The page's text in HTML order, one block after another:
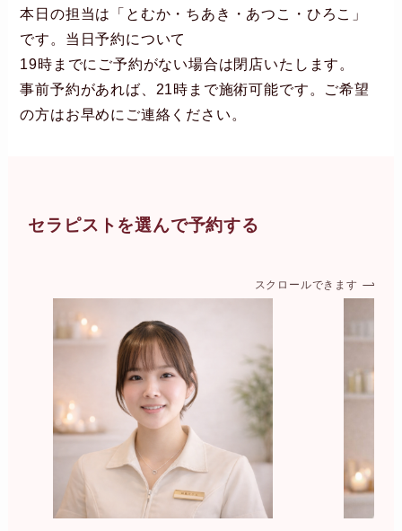
本日の担当は「とむか・ちあき・あつこ・ひろこ」
です。当日予約について
19時までにご予約がない場合は閉店いたします。
事前予約があれば、21時まで施術可能です。ご希望
の方はお早めにご連絡ください。
セラピストを選んで予約する
スクロールできます